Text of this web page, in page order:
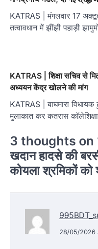
KATRAS | मंगलवार 17
तत्वावधान में झींझी पहाड़ी
KATRAS | शिक्षा सचिव से
अध्ययन केंद्र खोलने की मांग
KATRAS | बाघमारा
मुलाकात कर कतरास
3 thoughts on
खदान हादसे की
कोयला श्रमिकों को
28/05/2026